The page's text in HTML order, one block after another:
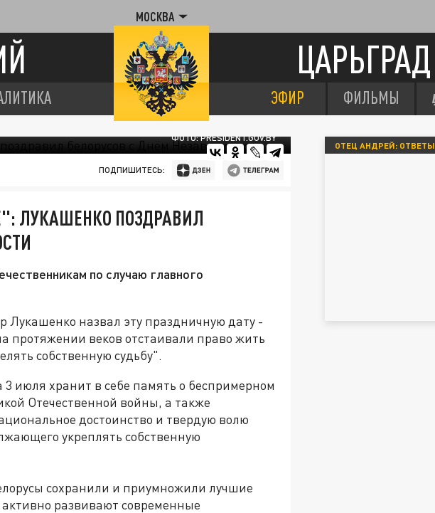
МОСКВА
ЦАРЬГРАД
ЭФИР ФИЛЬМЫ
ФОТО: PRESIDENT.GOV.BY
ПОДПИШИТЕСЬ:
ЛУКАШЕНКО ПОЗДРАВИЛ
по случаю главного
Лукашенко назвал эту праздничную дату -
протяжении веков отстаивали право жить
собственную судьбу".
3 июля хранит в себе память о беспримерном
Отечественной войны, а также
достоинство и твердую волю
укреплять собственную
сохранили и приумножили лучшие
развивают современные
ОТЕЦ АНДРЕЙ: ОТВЕТЫ